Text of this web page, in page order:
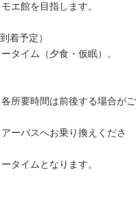
エ館を目指します。
着予定）
タイム（夕食・仮眠）。
所要時間は前後する場合がご
ーバスへお乗り換えくださ
タイムとなります。